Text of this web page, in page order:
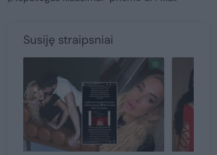
Susiję straipsniai